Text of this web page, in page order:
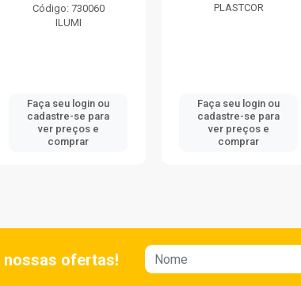
Código: 730060
ILUMI
Faça seu login ou
cadastre-se para
ver preços e
comprar
PLASTCOR
Faça seu login ou
cadastre-se para
ver preços e
comprar
nossas ofertas!